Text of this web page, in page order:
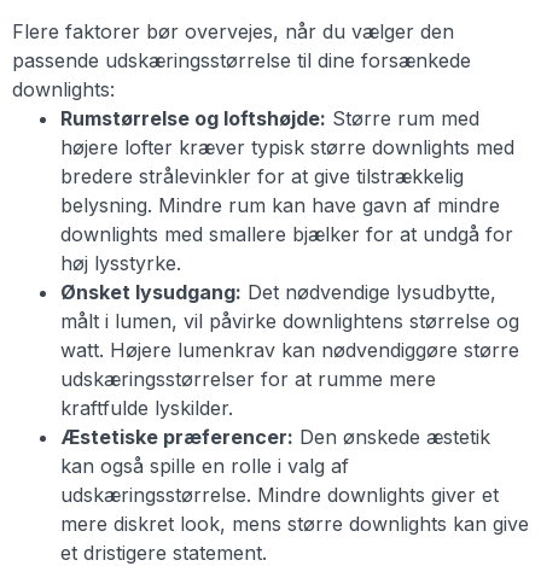
Flere faktorer bør overvejes, når du vælger den
passende udskæringsstørrelse til dine forsænkede
downlights:
Rumstørrelse og loftshøjde: Større rum med
højere lofter kræver typisk større downlights med
bredere strålevinkler for at give tilstrækkelig
belysning. Mindre rum kan have gavn af mindre
downlights med smallere bjælker for at undgå for
høj lysstyrke.
Ønsket lysudgang: Det nødvendige lysudbytte,
målt i lumen, vil påvirke downlightens størrelse og
watt. Højere lumenkrav kan nødvendiggøre større
udskæringsstørrelser for at rumme mere
kraftfulde lyskilder.
Æstetiske præferencer: Den ønskede æstetik
kan også spille en rolle i valg af
udskæringsstørrelse. Mindre downlights giver et
mere diskret look, mens større downlights kan give
et dristigere statement.